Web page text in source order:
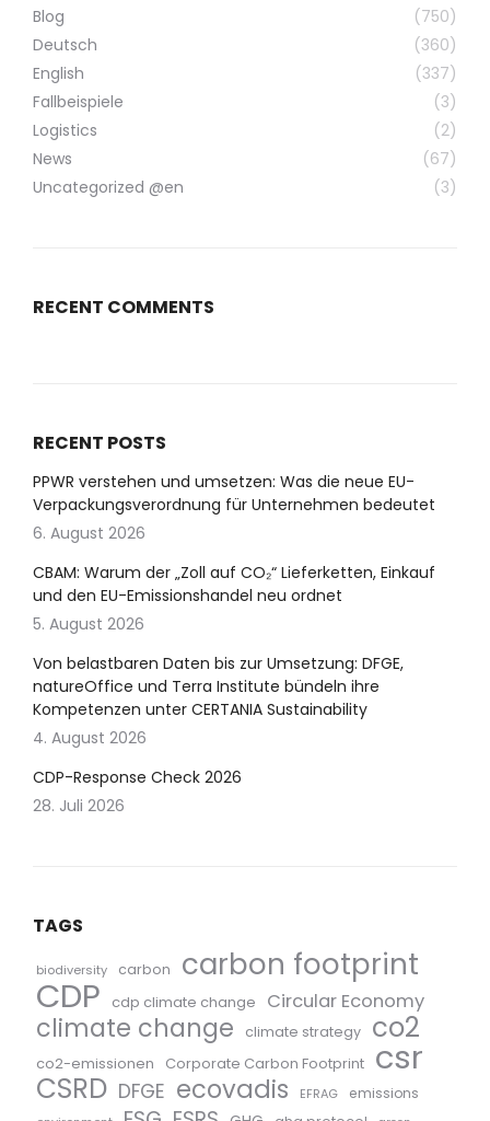
Blog
(750)
Deutsch
(360)
English
(337)
Fallbeispiele
(3)
Logistics
(2)
News
(67)
Uncategorized @en
(3)
RECENT COMMENTS
RECENT POSTS
PPWR verstehen und umsetzen: Was die neue EU-
Verpackungsverordnung für Unternehmen bedeutet
6. August 2026
CBAM: Warum der „Zoll auf CO₂“ Lieferketten, Einkauf
und den EU-Emissionshandel neu ordnet
5. August 2026
Von belastbaren Daten bis zur Umsetzung: DFGE,
natureOffice und Terra Institute bündeln ihre
Kompetenzen unter CERTANIA Sustainability
4. August 2026
CDP-Response Check 2026
28. Juli 2026
TAGS
biodiversity carbon carbon footprint
CDP cdp climate change Circular Economy
climate change climate strategy co2
co2-emissionen Corporate Carbon Footprint csr
CSRD DFGE ecovadis EFRAG emissions